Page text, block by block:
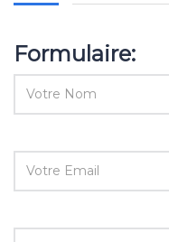
Formulaire: